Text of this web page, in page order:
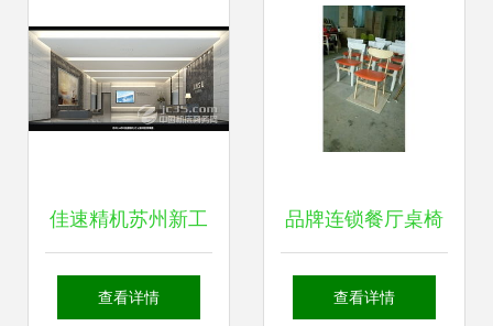
佳速精机苏州新工
厂盛大开业 以专业
查看详情
品牌连锁餐厅桌椅
工厂价定制 专业设
查看详情